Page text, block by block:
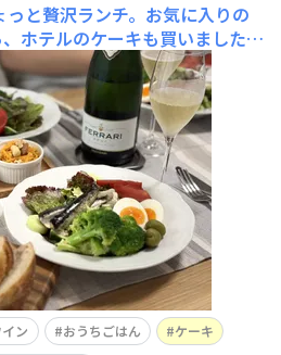
っと贅沢ランチ。お気に入りの
ホテルのケーキも買いました〜
泡で乾杯🥂
ン おうちごはん
ケーキ